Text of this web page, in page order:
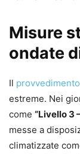
Misure
ondate
Il provvedimento
estreme. Nei
come “Livello 3
messe a
climatizzate